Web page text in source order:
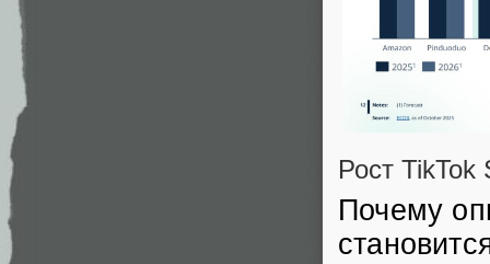
Рост TikTok
Почему